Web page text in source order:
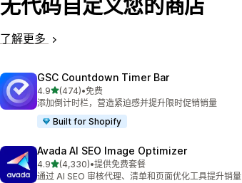
无代码自定义您的商店
了解更多
GSC Countdown Timer Bar
4.9星（满分 5 星）
(474)
总共 474 条评论
•免费
添加倒计时栏，营造紧迫感并提升限时促销销量
Built for Shopify
Avada AI SEO Image Optimizer
4.9星（满分 5 星）
(4,330)
总共 4330 条评论
•提供免费套餐
通过 AI SEO 审核代理、清单和页面优化工具提升销量